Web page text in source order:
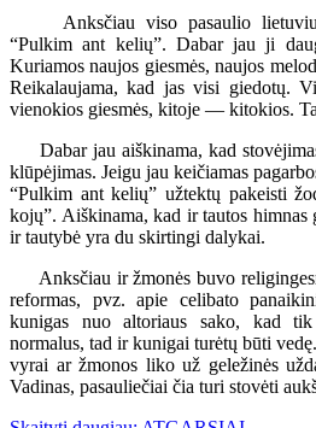
Anksčiau viso pasaulio
“Pulkim ant kelių”. Dabar jau ji
Kuriamos naujos giesmės, naujos
Reikalaujama, kad jas visi giedotų.
vienokios giesmės, kitoje — kitokios.
Dabar jau aiškinama, kad
klūpėjimas. Jeigu jau keičiamas
“Pulkim ant kelių” užtektų pakeisti
kojų”. Aiškinama, kad ir tautos himnas
ir tautybė yra du skirtingi dalykai.
Anksčiau ir žmonės buvo
reformas, pvz. apie celibato
kunigas nuo altoriaus sako, kad
normalus, tad ir kunigai turėtų būti
vyrai ar žmonos liko už geležinės
Vadinas, pasauliečiai čia turi stovėti